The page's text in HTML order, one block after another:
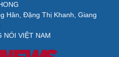
Hân, Đặng Thị Khanh, Giang
NÓI VIỆT NAM